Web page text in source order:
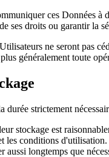
ces Données
ses droits ou garantir
ne seront pas
généralement toute
strictement
stockage est
les conditions
longtemps que